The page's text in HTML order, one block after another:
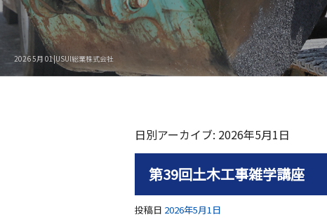
2026 5月 01|USUI総業株式会社
日別アーカイブ: 2026年5月1日
第39回土木工事雑学講座
投稿日 2026年5月1日